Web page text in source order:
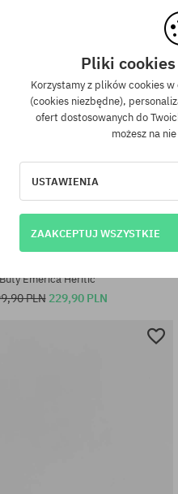
Buty Emerica Heritic
PLN 229,90 PLN
Pliki
Korzystamy z plików cookies
(cookies niezbędne),
ofert dostosowanych do
możesz na
USTAWIENIA
ZAAKCEPTUJ WSZYSTKIE